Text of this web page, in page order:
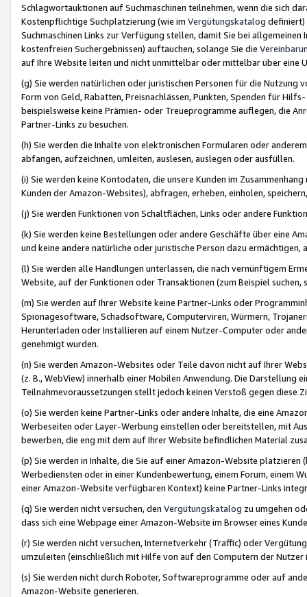
Schlagwortauktionen auf Suchmaschinen teilnehmen, wenn die sich
Kostenpflichtige Suchplatzierung (wie im Vergütungskatalog definiert)
Suchmaschinen Links zur Verfügung stellen, damit Sie bei
kostenfreien Suchergebnissen) auftauchen, solange Sie die
auf Ihre Website leiten und nicht unmittelbar oder mittelbar über eine
(g) Sie werden natürlichen oder juristischen Personen für die Nutzung
Form von Geld, Rabatten, Preisnachlässen, Punkten, Spenden für
beispielsweise keine Prämien- oder Treueprogramme auflegen, die
Partner-Links zu besuchen.
(h) Sie werden die Inhalte von elektronischen Formularen oder
abfangen, aufzeichnen, umleiten, auslesen, auslegen oder ausfüllen.
(i) Sie werden keine Kontodaten, die unsere Kunden im
Kunden der Amazon-Websites), abfragen, erheben, einholen,
(j) Sie werden Funktionen von Schaltflächen, Links oder andere
(k) Sie werden keine Bestellungen oder andere Geschäfte über eine
und keine andere natürliche oder juristische Person dazu
(l) Sie werden alle Handlungen unterlassen, die nach vernünftigem
Website, auf der Funktionen oder Transaktionen (zum Beispiel
(m) Sie werden auf Ihrer Website keine Partner-Links oder
Spionagesoftware, Schadsoftware, Computerviren, Würmern,
Herunterladen oder Installieren auf einem Nutzer-Computer oder
genehmigt wurden.
(n) Sie werden Amazon-Websites oder Teile davon nicht auf Ihrer
(z. B., WebView) innerhalb einer Mobilen Anwendung. Die Darstellung
Teilnahmevoraussetzungen stellt jedoch keinen Verstoß gegen diese
(o) Sie werden keine Partner-Links oder andere Inhalte, die eine
Werbeseiten oder Layer-Werbung einstellen oder bereitstellen, mit
bewerben, die eng mit dem auf Ihrer Website befindlichen Material
(p) Sie werden in Inhalte, die Sie auf einer Amazon-Website
Werbediensten oder in einer Kundenbewertung, einem Forum, einem
einer Amazon-Website verfügbaren Kontext) keine Partner-Links
(q) Sie werden nicht versuchen, den Vergütungskatalog zu umgehen
dass sich eine Webpage einer Amazon-Website im Browser eines
(r) Sie werden nicht versuchen, Internetverkehr (Traffic) oder
umzuleiten (einschließlich mit Hilfe von auf den Computern der
(s) Sie werden nicht durch Roboter, Softwareprogramme oder auf
Amazon-Website generieren.